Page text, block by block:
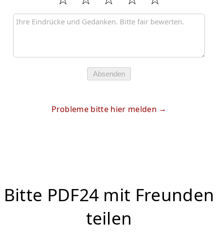
Absenden
Probleme bitte hier melden
Bitte PDF24 mit Freunden
teilen